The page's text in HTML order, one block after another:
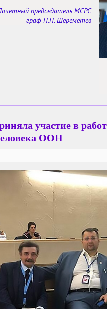
председатель МСРС
граф П.П. Шереметев
участие в
ООН